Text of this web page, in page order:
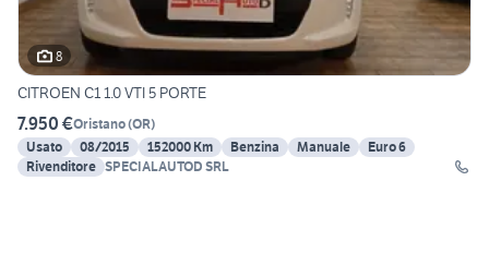
8
CITROEN C1 1.0 VTI 5 PORTE
7.950 €Oristano(OR)
Usato
08/2015 152000 Km Benzina Manuale
Euro 6
Rivenditore SPECIALAUTOD SRL